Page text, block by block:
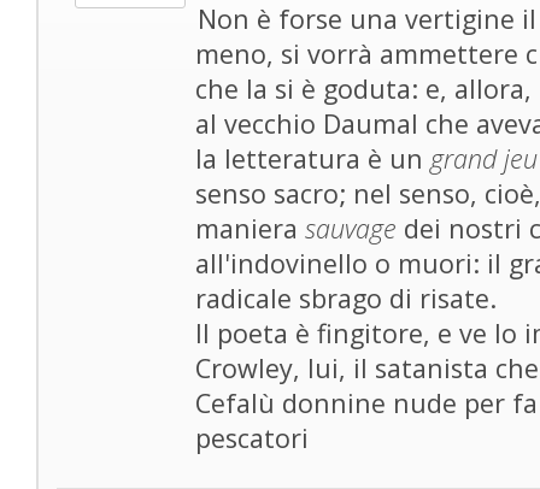
Non è forse una vertigine
meno, si vorrà ammettere
che la si è goduta: e,
al vecchio Daumal che
la letteratura è un grand jeu
senso sacro; nel senso,
maniera sauvage dei nostri
all'indovinello o muori: il
radicale sbrago di risate.
Il poeta è fingitore, e ve lo
Crowley, lui, il satanista
Cefalù donnine nude per
pescatori